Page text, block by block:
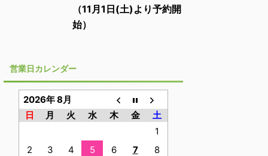
（11月1日(土)より予約開
始）
営業日カレンダー
2026年 8月
日
月 火 水 木 金
土
1
2
3 4 5 6 7
8